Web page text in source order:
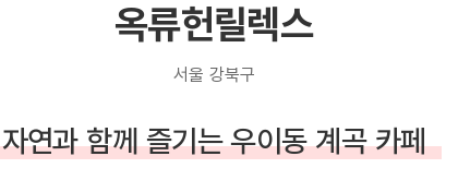
옥류헌릴렉스
서울 강북구
자연과 함께 즐기는 우이동 계곡 카페